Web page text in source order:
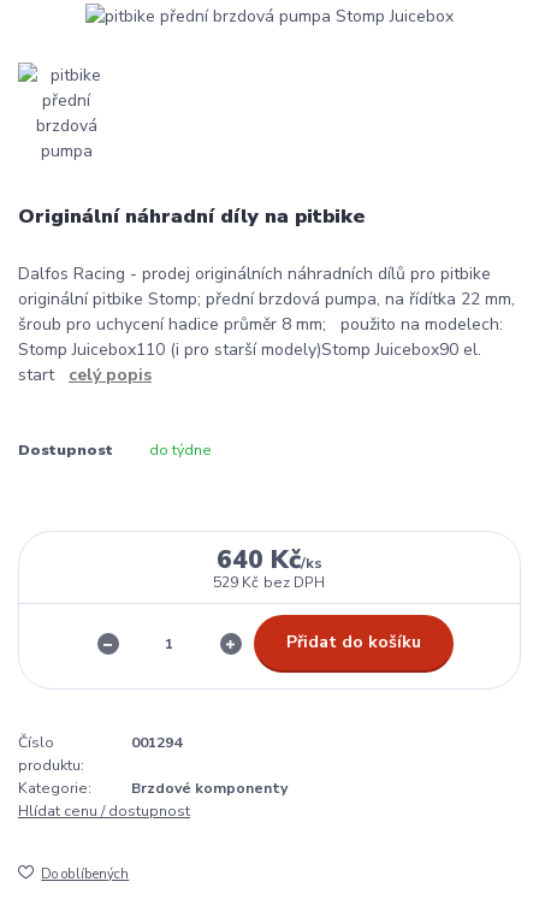
Originální náhradní díly na pitbike
Dalfos Racing - prodej originálních náhradních dílů pro pitbike
originální pitbike Stomp; přední brzdová pumpa, na řídítka 22 mm,
šroub pro uchycení hadice průměr 8 mm; použito na modelech:
Stomp Juicebox110 (i pro starší modely)Stomp Juicebox90 el.
start celý popis
Dostupnost do týdne
640 Kč/ks
529 Kč bez DPH
Přidat do košíku
Číslo
produktu:
001294
Kategorie:
Brzdové komponenty
Hlídat cenu / dostupnost
Do oblíbených